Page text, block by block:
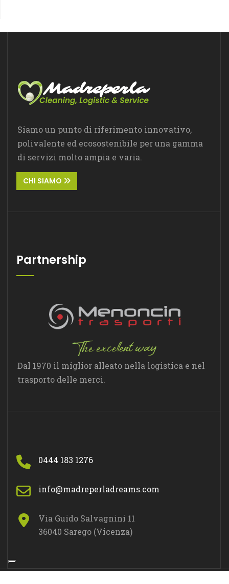
Siamo un punto di riferimento innovativo,
polivalente ed ecosostenibile per una gamma
di servizi molto ampia e varia.
CHI SIAMO
Partnership
Dal 1970 il miglior alleato nella logistica e nel
trasporto delle merci.
0444 183 1276
info@madreperladreams.com
Via Guido Salvagnini 11
36040 Sarego (Vicenza)